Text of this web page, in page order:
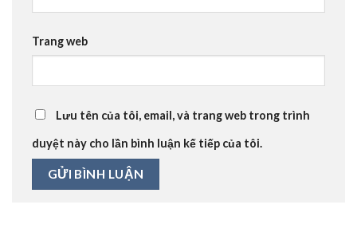
Trang web
Lưu tên của tôi, email, và trang web trong trình
duyệt này cho lần bình luận kế tiếp của tôi.